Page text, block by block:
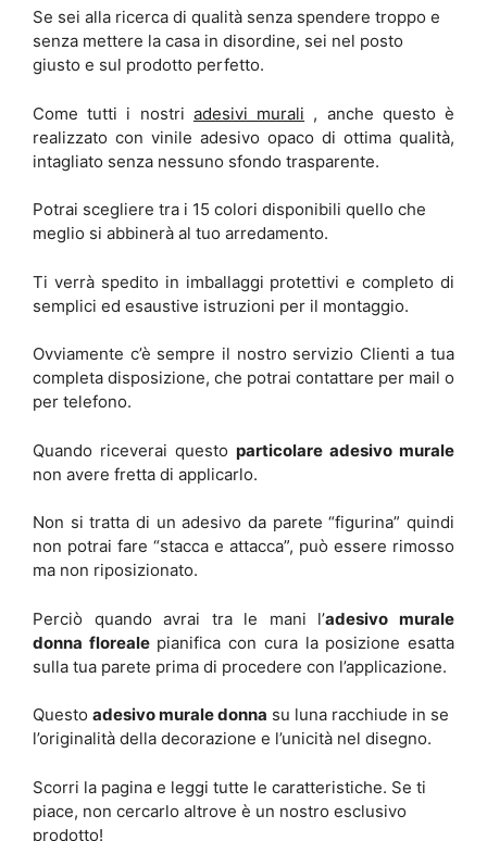
Se sei alla ricerca di qualità senza spendere troppo e
senza mettere la casa in disordine, sei nel posto
giusto e sul prodotto perfetto.
Come tutti i nostri adesivi murali , anche questo è
realizzato con vinile adesivo opaco di ottima qualità,
intagliato senza nessuno sfondo trasparente.
Potrai scegliere tra i 15 colori disponibili quello che
meglio si abbinerà al tuo arredamento.
Ti verrà spedito in imballaggi protettivi e completo di
semplici ed esaustive istruzioni per il montaggio.
Ovviamente c’è sempre il nostro servizio Clienti a tua
completa disposizione, che potrai contattare per mail o
per telefono.
Quando riceverai questo particolare adesivo murale
non avere fretta di applicarlo.
Non si tratta di un adesivo da parete “figurina” quindi
non potrai fare “stacca e attacca”, può essere rimosso
ma non riposizionato.
Perciò quando avrai tra le mani l’adesivo murale
donna florealepianifica con cura la posizione esatta
sulla tua parete prima di procedere con l’applicazione.
Questo adesivo murale donna su luna racchiude in se
l’originalità della decorazione e l’unicità nel disegno.
Scorri la pagina e leggi tutte le caratteristiche. Se ti
piace, non cercarlo altrove è un nostro esclusivo
prodotto!